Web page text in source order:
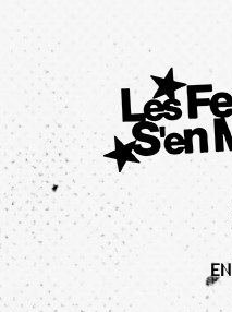
EN